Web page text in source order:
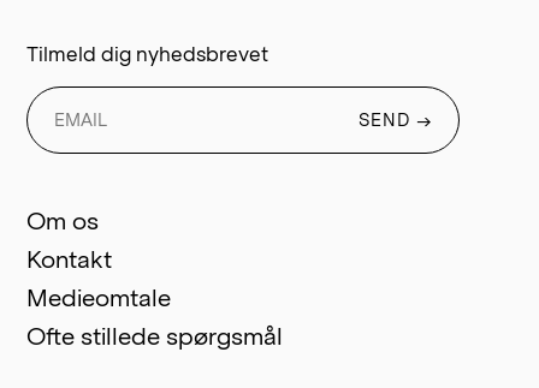
Om os
Kontakt
Medieomtale
Ofte stillede spørgsmål
Tilmeld dig nyhedsbrevet
SEND →